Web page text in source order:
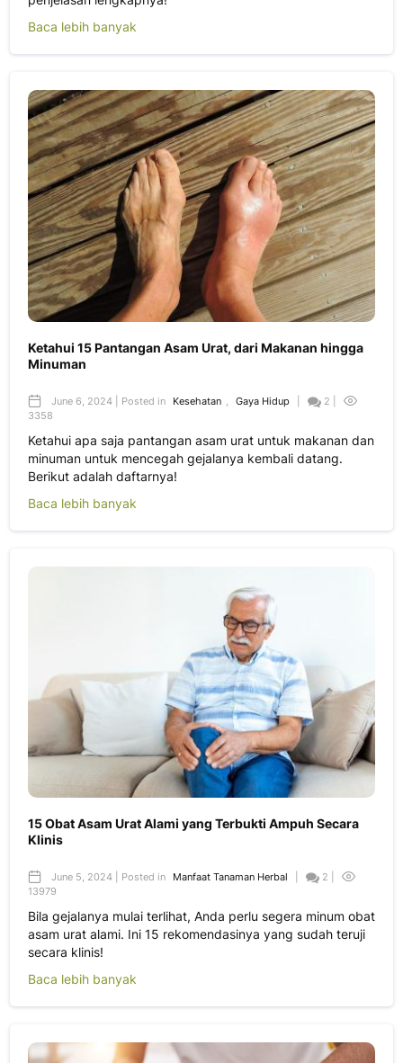
Baca lebih banyak
Ketahui 15 Pantangan Asam Urat, dari Makanan hingga
Minuman
June 6, 2024 | Posted in Kesehatan , Gaya Hidup
2 |
3358
Ketahui apa saja pantangan asam urat untuk makanan dan
minuman untuk mencegah gejalanya kembali datang.
Berikut adalah daftarnya!
Baca lebih banyak
15 Obat Asam Urat Alami yang Terbukti Ampuh Secara
Klinis
June 5, 2024 | Posted in Manfaat Tanaman Herbal
2 |
13979
Bila gejalanya mulai terlihat, Anda perlu segera minum obat
asam urat alami. Ini 15 rekomendasinya yang sudah teruji
secara klinis!
Baca lebih banyak